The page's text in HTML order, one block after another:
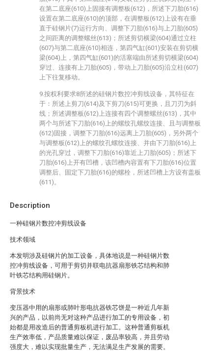
Description
一种硅钢片数控冲剪线设备
技术领域
本发明涉及硅钢片的加工设备，具体地说是一种硅钢片数
控冲剪线设备，可用于剪切并联电抗器扇形铁芯结构和肺
叶铁芯结构用硅钢片。
背景技术
变压器中用的扇形或肺叶形电抗器铁芯饼是一种近几年新
兴的产品，以前尚无对这种产品进行加工的专用设备，初
始都是用改造后的普通剪板机进行加工。这种普通剪板机
生产效率低，产品质量难以保证，废品率较高，并且劳动
强度大，难以实现批量生产，无法满足生产发展的需要。
在第二底座(610)上固接有调整板(612)，所述下刀胎(616)
设置在第二底座(610)的顶部，在调整板(612)上设有在垂
直于硅钢片(7)运行方向、调整下刀胎(616)与上刀胎(605)
之间距离的调整螺丝(613)；所述剪切横梁(604)通过立柱
(607)与第二底座(610)相连，第四气缸(601)安装在剪切横
梁(604)上，第四气缸(601)的活塞端由所述剪切横梁(604)
穿过、连接有上刀胎(605)，带动上刀胎(605)沿立柱(607)
上下往复移动。
9.按权利要求8所述的硅钢片数控冲剪线设备，其特征在
于：所述上剪刀(614)及下剪刀(615)可更换，且刀刃为斜
线；所述调整板(612)上连接有四个调整螺丝(613)，其中
两个与所述下刀胎(616)上的螺纹孔螺纹连接、且与调整板
(612)固接，调整下刀胎(616)远离上刀胎(605)，另外两个
与调整板(612)上的螺纹孔螺纹连接、并由下刀胎(616)上
的光孔穿过，调整下刀胎(616)靠近上刀胎(605)；所述下
刀胎(616)上开有凹槽，该凹槽内容置有下刀胎(616)位置
调整后、固定下刀胎(616)的螺栓，所述凹槽上方设有盖板
(611)。